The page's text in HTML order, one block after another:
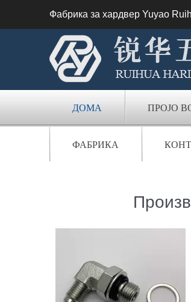
Фабрика за хардвер Yuyao
ДОМА ПРОЈО
ФАБРИКА